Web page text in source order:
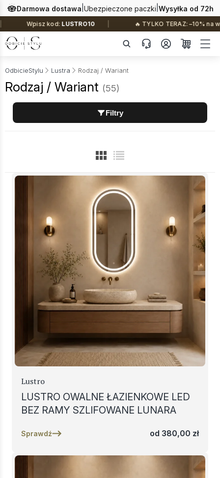
Darmowa dostawa Ubezpieczone paczki Wysyłka od 72h
🔥 TYLKO TERAZ: –10% na wszystko i darmowa
OdbicieStylu Lustra Rodzaj / Wariant
Rodzaj / Wariant (55)
Filtry
Lustro
LUSTRO OWALNE ŁAZIENKOWE LED
BEZ RAMY SZLIFOWANE LUNARA
Sprawdź od 380,00 zł